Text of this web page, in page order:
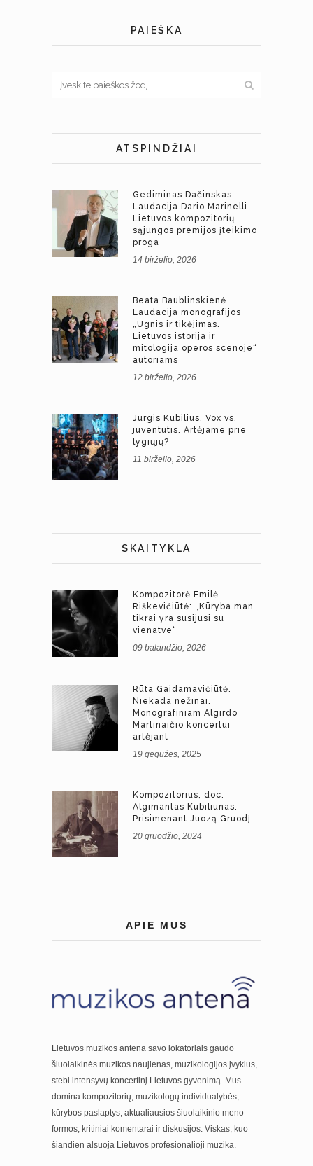
PAIEŠKA
ATSPINDŽIAI
Gediminas Dačinskas.
Laudacija Dario Marinelli
Lietuvos kompozitorių
sąjungos premijos įteikimo
proga
14 birželio, 2026
Beata Baublinskienė.
Laudacija monografijos
„Ugnis ir tikėjimas.
Lietuvos istorija ir
mitologija operos scenoje“
autoriams
12 birželio, 2026
Jurgis Kubilius. Vox vs.
juventutis. Artėjame prie
lygiųjų?
11 birželio, 2026
SKAITYKLA
Kompozitorė Emilė
Riškevičiūtė: „Kūryba man
tikrai yra susijusi su
vienatve“
09 balandžio, 2026
Rūta Gaidamavičiūtė.
Niekada nežinai.
Monografiniam Algirdo
Martinaičio koncertui
artėjant
19 gegužės, 2025
Kompozitorius, doc.
Algimantas Kubiliūnas.
Prisimenant Juozą Gruodį
20 gruodžio, 2024
APIE MUS
Lietuvos muzikos antena savo lokatoriais gaudo
šiuolaikinės muzikos naujienas, muzikologijos įvykius,
stebi intensyvų koncertinį Lietuvos gyvenimą. Mus
domina kompozitorių, muzikologų individualybės,
kūrybos paslaptys, aktualiausios šiuolaikinio meno
formos, kritiniai komentarai ir diskusijos. Viskas, kuo
šiandien alsuoja Lietuvos profesionalioji muzika.